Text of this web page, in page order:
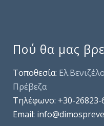
Πού θα μας
Τοποθεσία:
Πρέβεζα
Τηλέφωνo: +30-26823-
Email: